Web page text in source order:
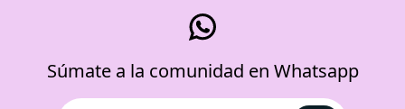
Súmate a la comunidad en Whatsapp